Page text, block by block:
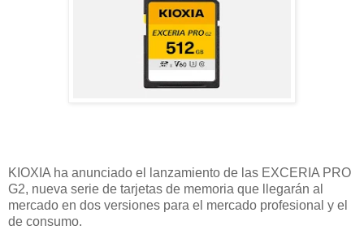
KIOXIA ha anunciado el lanzamiento de las EXCERIA PRO
G2, nueva serie de tarjetas de memoria que llegarán al
mercado en dos versiones para el mercado profesional y el
de consumo.